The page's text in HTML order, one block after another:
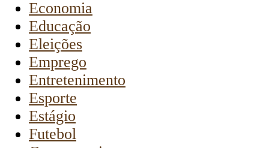
Economia
Educação
Eleições
Emprego
Entretenimento
Esporte
Estágio
Futebol